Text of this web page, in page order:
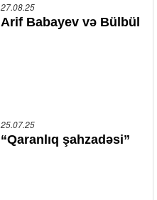
27.08.25
Arif Babayev və Bülbül
25.07.25
“Qaranlıq şahzadəsi”